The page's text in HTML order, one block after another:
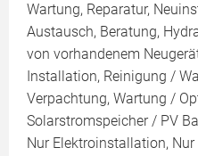
Wartung, Reparatur,
Austausch, Beratung,
von vorhandenem
Installation, Reinigung /
Verpachtung, Wartung /
Solarstromspeicher / PV
Nur Elektroinstallation,